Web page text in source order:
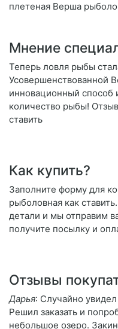
плетеная Верша
Мнение
Теперь ловля рыбы
Усовершенствованной
инновационный способ
количество рыбы!
ставить
Как купить?
Заполните форму для
рыболовная как
детали и мы отправим
получите посылку и
Отзывы
Дарья: Случайно
Решил заказать и
небольшое озеро.